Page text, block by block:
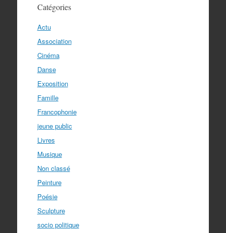
Catégories
Actu
Association
Cinéma
Danse
Exposition
Famille
Francophonie
jeune public
Livres
Musique
Non classé
Peinture
Poésie
Sculpture
socio politique